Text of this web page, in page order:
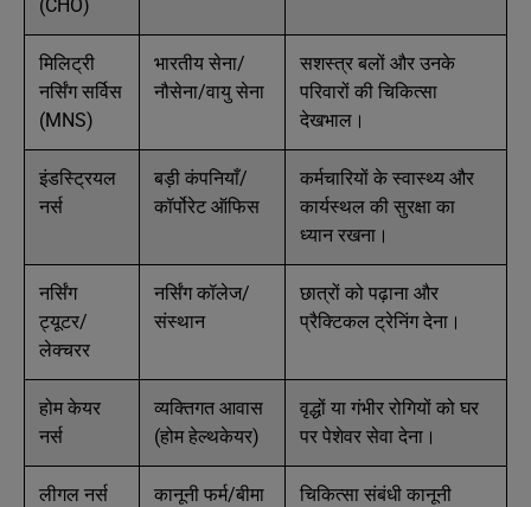
(CHO)
मिलिट्री
नर्सिंग सर्विस
(MNS)
भारतीय सेना/
नौसेना/वायु सेना
सशस्त्र बलों और उनके
परिवारों की चिकित्सा
देखभाल।
इंडस्ट्रियल
नर्स
बड़ी कंपनियाँ/
कॉर्पोरेट ऑफिस
कर्मचारियों के स्वास्थ्य और
कार्यस्थल की सुरक्षा का
ध्यान रखना।
नर्सिंग
ट्यूटर/
लेक्चरर
नर्सिंग कॉलेज/
संस्थान
छात्रों को पढ़ाना और
प्रैक्टिकल ट्रेनिंग देना।
होम केयर
नर्स
व्यक्तिगत आवास
(होम हेल्थकेयर)
वृद्धों या गंभीर रोगियों को घर
पर पेशेवर सेवा देना।
लीगल नर्स
कानूनी फर्म/बीमा
चिकित्सा संबंधी कानूनी